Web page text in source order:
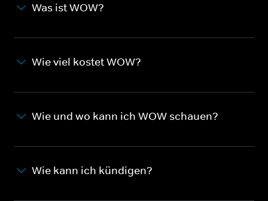
Was ist WOW?
Wie viel kostet WOW?
Wie und wo kann ich WOW schauen?
Wie kann ich kündigen?